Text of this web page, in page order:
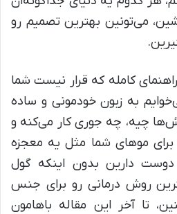
می‌تونین بهترین تصمیم رو
کامله که قرار نیست شما
به زبون خودمونی و ساده
چیه، چه جوری کار می‌کنه و
موهای شما مثل یه معجزه
دارین بدون اینکه گول
روش درمانی رو برای جنس
تا آخر این مقاله باهامون